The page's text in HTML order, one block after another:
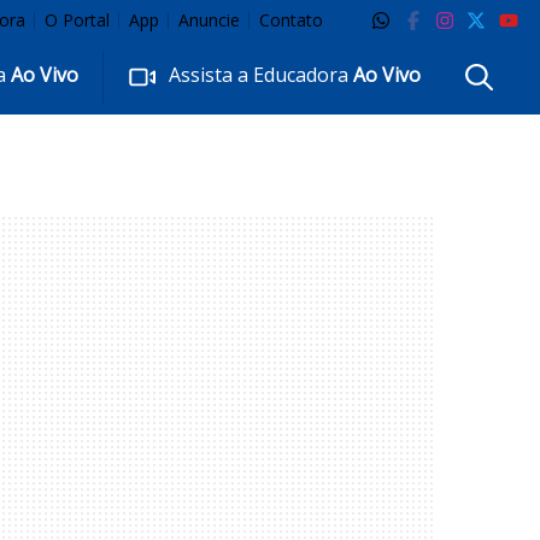
O Portal App Anuncie Contato
Ao Vivo Assista a EducadoraAo Vivo